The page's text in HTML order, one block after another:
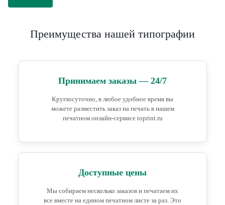
Преимущества нашей типографии
Принимаем заказы — 24/7
Круглосуточно, в любое удобное время вы
можете разместить заказ на печать в нашем
печатном онлайн-сервисе toprint.ru
Доступные цены
Мы собираем несколько заказов и печатаем их
все вместе на едином печатном листе за раз. Это